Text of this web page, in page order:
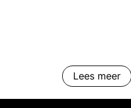
Lees meer